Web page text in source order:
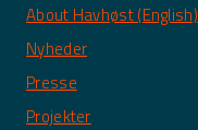
About Havhøst (English)
Nyheder
Presse
Projekter